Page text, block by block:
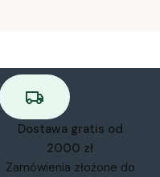
Dostawa gratis od
2000 zł
Zamówienia złożone do